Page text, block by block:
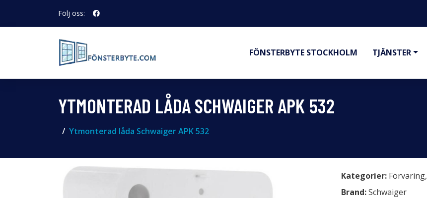
Följ oss:
FÖNSTERBYTE STOCKHOLM TJÄNSTER
YTMONTERAD LÅDA SCHWAIGER APK 532
Ytmonterad låda Schwaiger APK 532
Kategorier: Förvaring,
Brand:Schwaiger